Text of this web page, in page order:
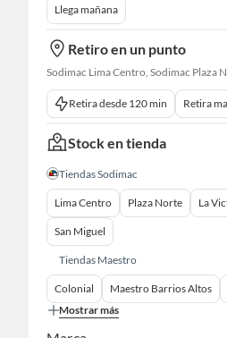
Llega mañana
Retiro en un punto
Retira desde 120 min Retira
Stock en tienda
Tiendas Sodimac
Lima Centro Plaza Norte La
San Miguel
Tiendas Maestro
Colonial Maestro Barrios Altos
Mostrar más